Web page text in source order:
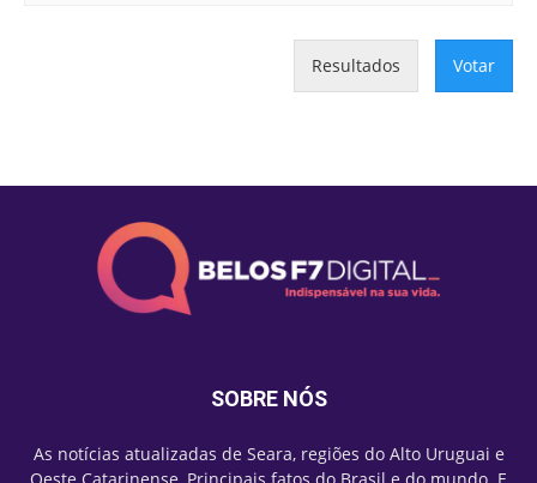
Resultados Votar
SOBRE NÓS
As notícias atualizadas de Seara, regiões do Alto Uruguai e